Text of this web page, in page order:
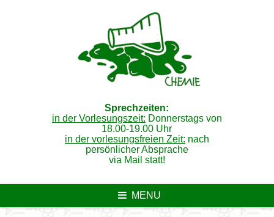
Sprechzeiten:
in der Vorlesungszeit: Donnerstags von
18.00-19.00 Uhr
in der vorlesungsfreien Zeit: nach
persönlicher Absprache
via Mail statt!
MENU